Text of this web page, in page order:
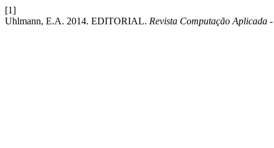
[1]
Uhlmann, E.A. 2014. EDITORIAL. Revista Computação Aplicada